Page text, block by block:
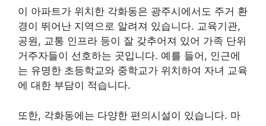
이 아파트가 위치한 각화동은 광주시에서도 주거 환
경이 뛰어난 지역으로 알려져 있습니다. 교육기관,
공원, 교통 인프라 등이 잘 갖추어져 있어 가족 단위
거주자들이 선호하는 곳입니다. 예를 들어, 인근에
는 유명한 초등학교와 중학교가 위치하여 자녀 교육
에 대한 부담이 적습니다.
또한, 각화동에는 다양한 편의시설이 있습니다. 마